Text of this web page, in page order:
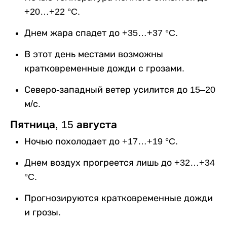
+20…+22 °C.
Днем жара спадет до +35…+37 °C.
В этот день местами возможны
кратковременные дожди с грозами.
Северо-западный ветер усилится до 15–20
м/с.
Пятница, 15 августа
Ночью похолодает до +17…+19 °C.
Днем воздух прогреется лишь до +32…+34
°C.
Прогнозируются кратковременные дожди
и грозы.